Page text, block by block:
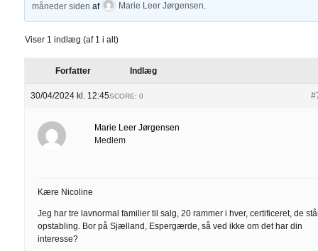
måneder siden af Marie Leer Jørgensen
Viser 1 indlæg (af 1 i alt)
Forfatter Indlæg
30/04/2024 kl. 12:45SCORE: 0
Marie Leer Jørgensen
Medlem
Kære Nicoline
Jeg har tre lavnormal familier til salg, 20 rammer i hver, certificeret, de
opstabling. Bor på Sjælland, Espergærde, så ved ikke om det har din
interesse?